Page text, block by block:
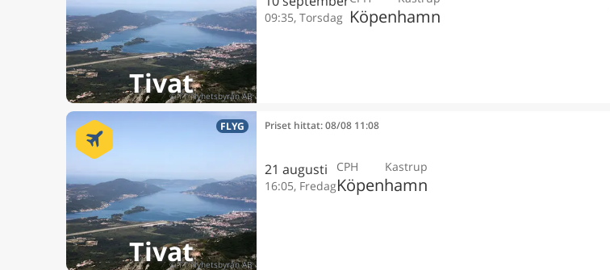
Tivat
09:35, Torsdag Köpenhamn
Tivat
FLYG Priset hittat: 08/08 11:08
21 augusti
16:05, Fredag
CPH Kastrup
Köpenhamn